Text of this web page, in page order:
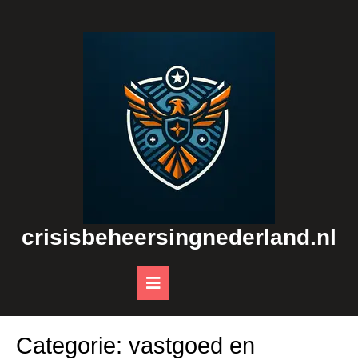
crisisbeheersingnederland.nl
Button
Categorie: vastgoed en